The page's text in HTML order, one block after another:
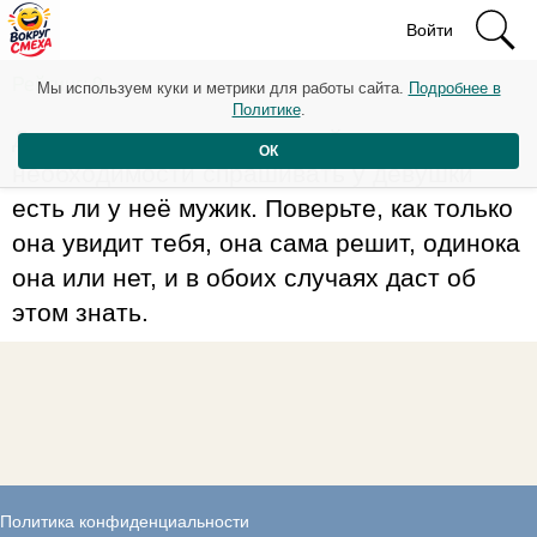
Войти
Рейтинг: 9
Дорогие парни, нет никакой
необходимости спрашивать у девушки
есть ли у неё мужик. Поверьте, как только
она увидит тебя, она сама решит, одинока
она или нет, и в обоих случаях даст об
этом знать.
Политика конфиденциальности
Мы используем куки и метрики для работы сайта. Подробнее в
Политике.
ОК